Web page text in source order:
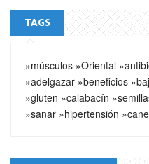
TAGS
»músculos »Oriental
»adelgazar »beneficios
»gluten »calabacín
»sanar »hipertensión